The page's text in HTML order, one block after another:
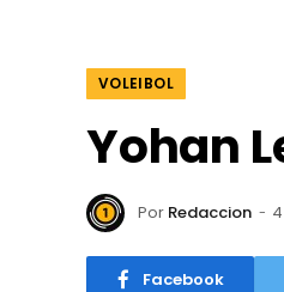
VOLEIBOL
Yohan
Por Redaccion
Facebook